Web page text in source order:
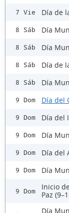
7 Vie Día de
8 Sáb Día
8 Sáb Día
8 Sáb Día de
8 Sáb Día
9 Dom Día del
9 Dom Día del
9 Dom Día
9 Dom Día del
9 Dom Día
9 Dom
Inicio
Paz
Día